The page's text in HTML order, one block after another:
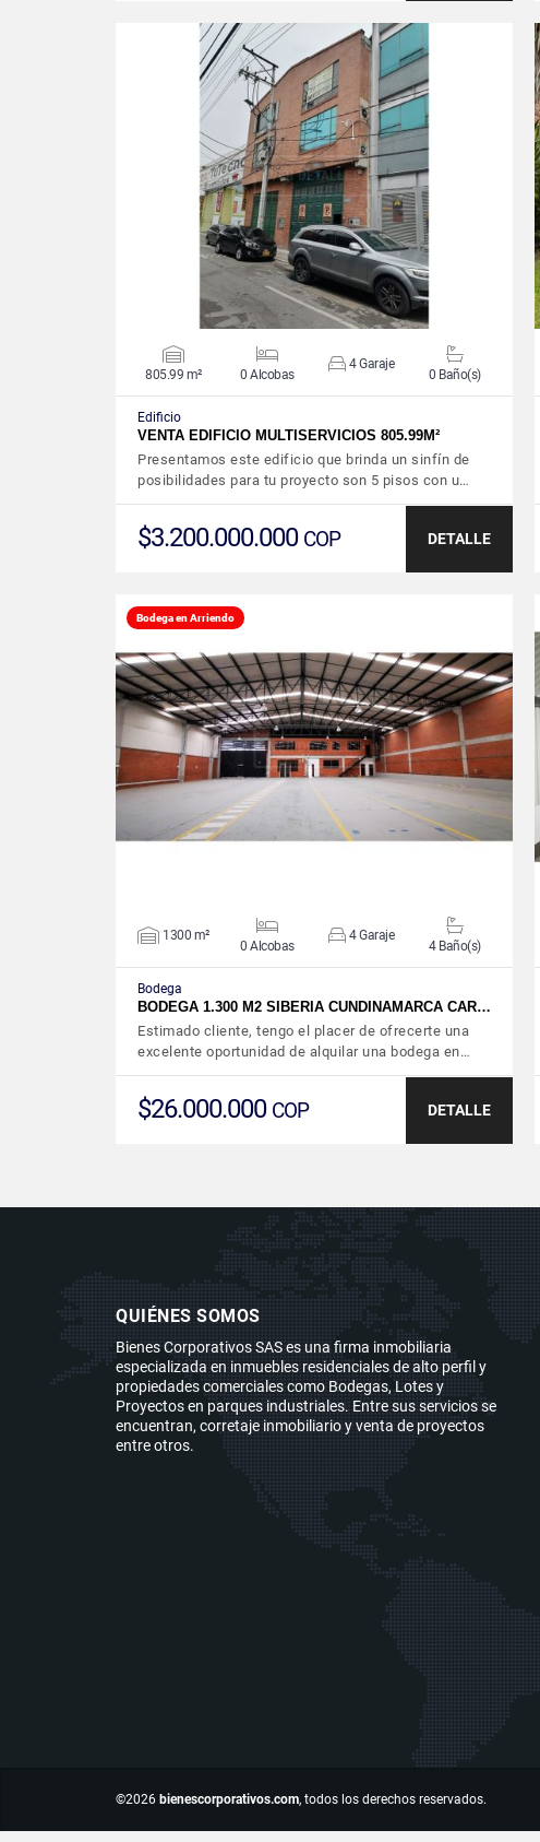
VER DETALLES
805.99 m² 0 Alcobas
4 Garaje
0 Baño(s)
Edificio
VENTA EDIFICIO MULTISERVICIOS 805.99M²
Presentamos este edificio que brinda un sinfín de
posibilidades para tu proyecto son 5 pisos con u…
$3.200.000.000 COP DETALLE
Bodega en Arriendo
VER DETALLES
1300 m²
0 Alcobas
4 Garaje
4 Baño(s)
Bodega
BODEGA 1.300 M2 SIBERIA CUNDINAMARCA CAR…
Estimado cliente, tengo el placer de ofrecerte una
excelente oportunidad de alquilar una bodega en…
$26.000.000 COP DETALLE
QUIÉNES SOMOS
Bienes Corporativos SAS es una firma inmobiliaria
especializada en inmuebles residenciales de alto perfil y
propiedades comerciales como Bodegas, Lotes y
Proyectos en parques industriales. Entre sus servicios se
encuentran, corretaje inmobiliario y venta de proyectos
entre otros.
©2026 bienescorporativos.com, todos los derechos reservados.